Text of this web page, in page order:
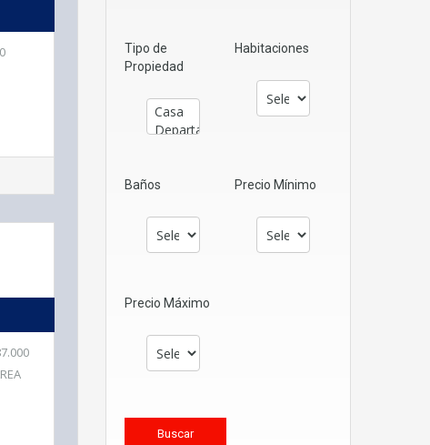
Tipo de
Propiedad
Habitaciones
Baños Precio Mínimo
Precio Máximo